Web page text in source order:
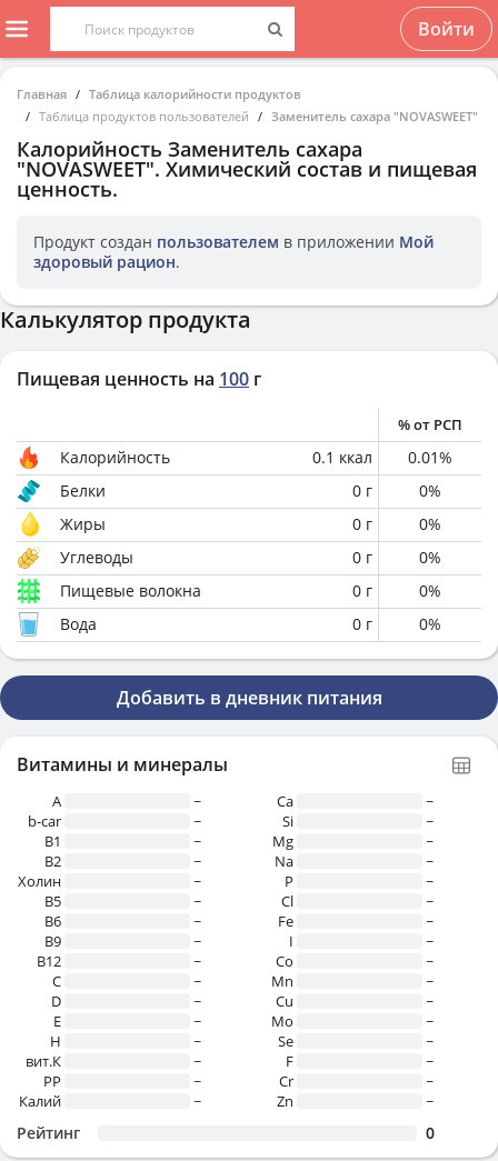
Войти
Главная
Таблица калорийности продуктов
Таблица продуктов пользователей
Заменитель сахара "NOVASWEET"
Калорийность Заменитель сахара
"NOVASWEET". Химический состав и пищевая
ценность.
Продукт создан пользователем в приложении Мой
здоровый рацион.
Калькулятор продукта
Пищевая ценность на 100 г
% от РСП
Калорийность 0.1 ккал 0.01%
Белки
0 г 0%
Жиры
0 г 0%
Углеводы
0 г 0%
Пищевые волокна
0 г 0%
Вода
0 г 0%
Добавить в дневник питания
Витамины и минералы
A
~
b-car
~
В1
~
B2
~
Холин
~
B5
~
B6
~
B9
~
B12
~
C
~
D
~
E
~
H
~
вит.К
~
PP
~
Калий
~
Ca
~
Si
~
Mg
~
Na
~
P
~
Cl
~
Fe
~
I
~
Co
~
Mn
~
Cu
~
Mo
~
Se
~
F
~
Cr
~
Zn
~
Рейтинг 0